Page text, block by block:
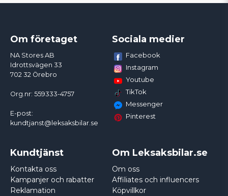
Om företaget
NA Stores AB
Idrottsvägen 33
702 32 Örebro
Org.nr: 559333-4757
E-post:
kundtjanst@leksaksbilar.se
Sociala medier
Facebook
Instagram
Youtube
TikTok
Messenger
Pinterest
Kundtjänst
Kontakta oss
Kampanjer och rabatter
Reklamation
Om Leksaksbilar.se
Om oss
Affiliates och influencers
Köpvillkor